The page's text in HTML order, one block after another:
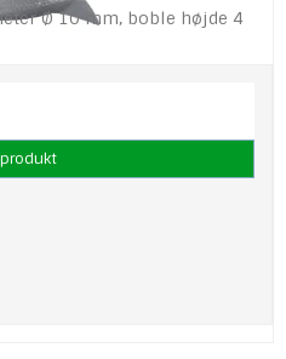
Ø 10 mm, boble højde 4